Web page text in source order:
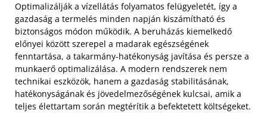
Optimalizálják a vízellátás folyamatos felügyeletét, így a
gazdaság a termelés minden napján kiszámítható és
biztonságos módon működik. A beruházás kiemelkedő
előnyei között szerepel a madarak egészségének
fenntartása, a takarmány-hatékonyság javítása és persze a
munkaerő optimalizálása. A modern rendszerek nem
technikai eszközök, hanem a gazdaság stabilitásának,
hatékonyságának és jövedelmezőségének kulcsai, amik a
teljes élettartam során megtérítik a befektetett költségeket.